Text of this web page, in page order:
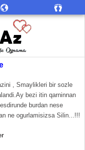
, Smaylikleri bir sozle
bezi itin qarninnan
burdan nese
ne ogurlamisizsa Silin...!!!